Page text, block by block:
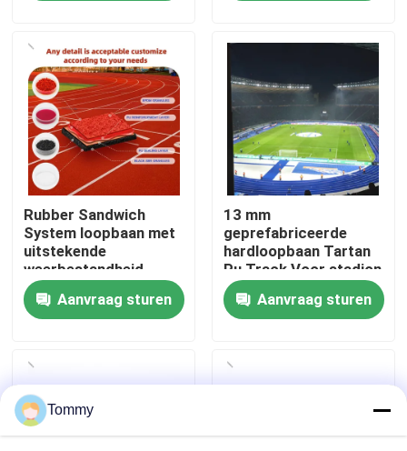
Over Ons
Fabriekstour
Kwaliteitscontrole
Neem contact met ons op
Gevallen
Offerte Aanvragen
Rubber Sandwich
System loopbaan met
uitstekende
weerbestandheid
Aanvraag sturen
13 mm
geprefabriceerde
hardloopbaan Tartan
Pu Track Voor stadion
en school
Aanvraag sturen
Tommy